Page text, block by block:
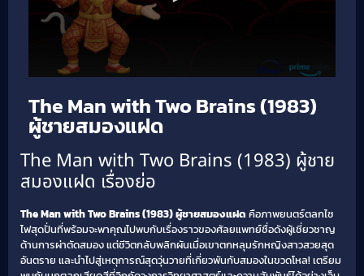
The Man with Two Brains (1983)
ผู้ชายสมองแฝด
The Man with Two Brains (1983) ผู้ชาย
สมองแฝด เรื่องย่อ
The Man with Two Brains (1983) ผู้ชายสมองแฝด คือภาพยนตร์ตลกไซ
ไฟสุดปั่นที่พร้อมจะพาคุณไปพบกับเรื่องราวของศัลยแพทย์ชื่อดังผู้เชี่ยวชาญ
ด้านการผ่าตัดสมอง แต่ชีวิตกลับพลิกผันเมื่อเขาตกหลุมรักหญิงสาวสวยสุด
อันตราย และนำไปสู่เหตุการณ์สุดวุ่นวายที่เกี่ยวพันกับสมองในขวดโหล! เตรียม